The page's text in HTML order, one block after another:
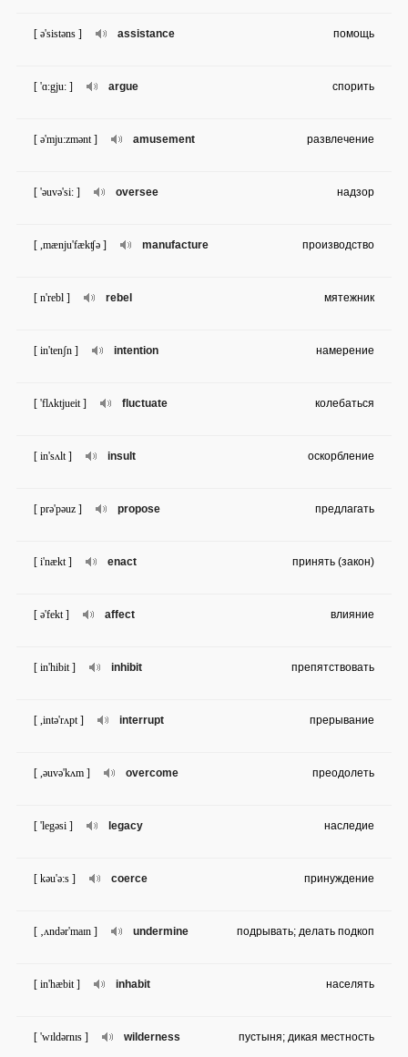
assistance
[ ə'sistəns ] помощь
argue
[ 'ɑ:gju: ] спорить
amusement
[ ə'mju:zmənt ] развлечение
oversee
[ 'əuvə'si: ] надзор
manufacture
[ ,mænju'fækʧə ] производство
rebel
[ n'rebl ] мятежник
intention
[ in'tenʃn ] намерение
fluctuate
[ 'flʌktjueit ] колебаться
insult
[ in'sʌlt ] оскорбление
propose
[ prə'pəuz ] предлагать
enact
[ i'nækt ] принять (закон)
affect
[ ə'fekt ] влияние
inhibit
[ in'hibit ] препятствовать
interrupt
[ ,intə'rʌpt ] прерывание
overcome
[ ,əuvə'kʌm ] преодолеть
legacy
[ 'legəsi ] наследие
coerce
[ kəu'ə:s ] принуждение
undermine
[ ‚ʌndər'maɪn ] подрывать; делать подкоп
inhabit
[ in'hæbit ] населять
wilderness
[ 'wɪldərnɪs ] пустыня; дикая местность